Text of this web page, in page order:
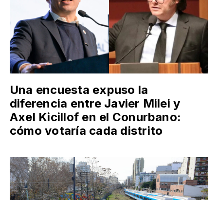
Una encuesta expuso la
diferencia entre Javier Milei y
Axel Kicillof en el Conurbano:
cómo votaría cada distrito